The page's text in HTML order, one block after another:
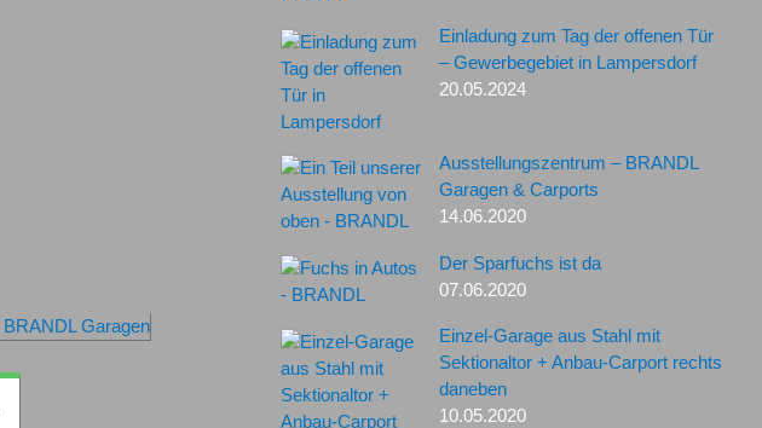
Einladung zum Tag der offenen Tür
– Gewerbegebiet in Lampersdorf
20.05.2024
Ausstellungszentrum – BRANDL
Garagen & Carports
14.06.2020
Der Sparfuchs ist da
07.06.2020
Einzel-Garage aus Stahl mit
Sektionaltor + Anbau-Carport rechts
daneben
10.05.2020